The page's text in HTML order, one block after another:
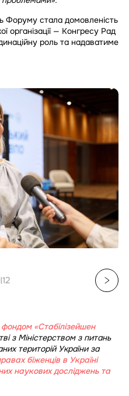
Форуму стала домовленість
організації — Конгресу Рад
роль та надаватиме
|12
«Стабілізейшен
з Міністерством з питань
територій України за
біженців в Україні
наукових досліджень та